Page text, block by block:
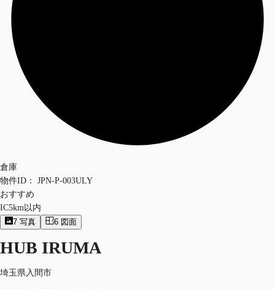
倉庫
物件ID：
JPN-P-003ULY
おすすめ
IC5km以内
7 写真 6 図面
HUB IRUMA
埼玉県入間市